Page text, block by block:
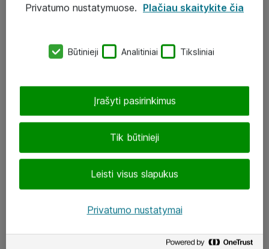
Atea ekspertų patarimai verslui
UAB „ATEA“
J. Rutkausko g. 6, Vilnius
Atea kontaktai
Aplankykite mus
Privatumo nustatymuose. Plačiau skaitykite čia
Būtinieji Analitiniai Tiksliniai
Tik būtinieji
Leisti visus slapukus
Įrašyti pasirinkimus
Privatumo nustatymai